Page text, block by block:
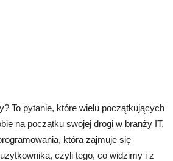
To pytanie, które wielu początkujących
na początku swojej drogi w branży IT.
która zajmuje się
czyli tego, co widzimy i z